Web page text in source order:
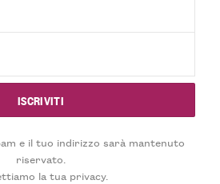
e il tuo indirizzo sarà mantenuto
riservato.
la tua privacy.